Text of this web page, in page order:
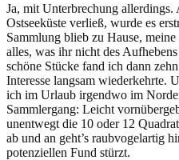
Ja, mit Unterbrechung
Ostseeküste verließ, wurde es
Sammlung blieb zu Hause,
alles, was ihr nicht des
schöne Stücke fand ich dann
Interesse langsam wiederkehrte.
ich im Urlaub irgendwo im
Sammlergang: Leicht
unentwegt die 10 oder 12
ab und an geht’s raubvogelartig
potenziellen Fund stürzt.